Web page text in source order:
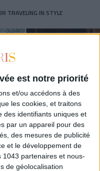
est notre priorité
et/ou accédons à des
les cookies, et traitons
des identifiants uniques et
par un appareil pour des
des mesures de publicité
et le développement de
1043 partenaires et nous-
de géolocalisation
TRAVELING IN STYLE
TO REMEMBER